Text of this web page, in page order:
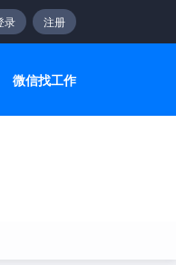
录 注册
微信找工作